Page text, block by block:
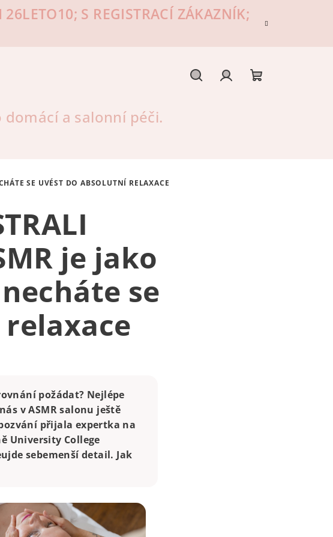
S REGISTRACÍ ZÁKAZNÍK;
a salonní péči.
SE UVÉST DO ABSOLUTNÍ RELAXACE
je jako
se
požádat? Nejlépe
v ASMR salonu ještě
přijala expertka na
University College
sebemenší detail. Jak